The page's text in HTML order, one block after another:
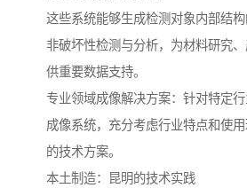
这些系统能够生成检测对象内部结
非破坏性检测与分析，为材料研究
供重要数据支持。
专业领域成像解决方案：针对特定
成像系统，充分考虑行业特点和使
的技术方案。
本土制造：昆明的技术实践